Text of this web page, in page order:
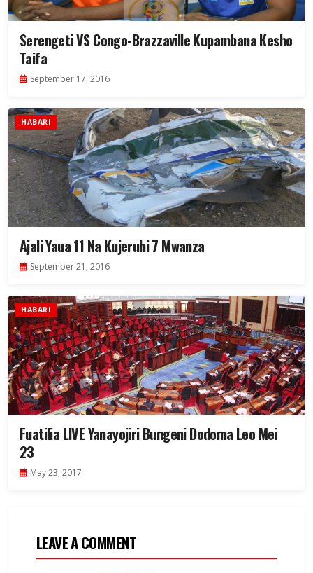
Serengeti VS Congo-Brazzaville Kupambana Kesho
Taifa
September 17, 2016
HABARI
Ajali Yaua 11 Na Kujeruhi 7 Mwanza
September 21, 2016
HABARI
Fuatilia LIVE Yanayojiri Bungeni Dodoma Leo Mei
23
May 23, 2017
LEAVE A COMMENT